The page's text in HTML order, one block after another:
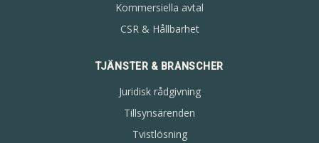
Kommersiella avtal
CSR & Hållbarhet
TJÄNSTER & BRANSCHER
Juridisk rådgivning
Tillsynsärenden
Tvistlösning